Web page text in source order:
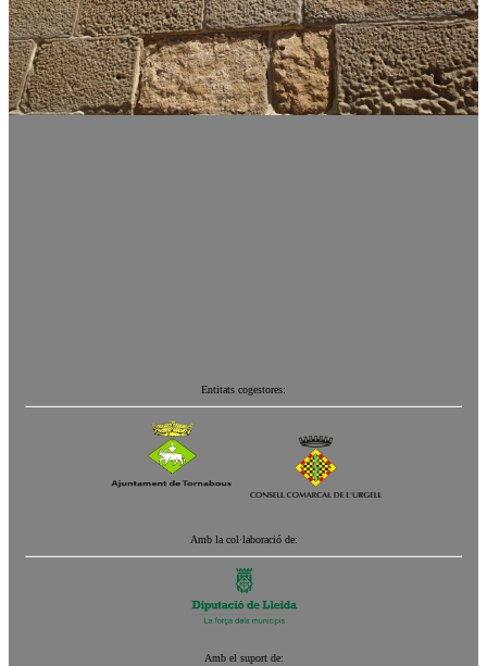
Entitats cogestores:
Amb la col·laboració de:
Amb el suport de: